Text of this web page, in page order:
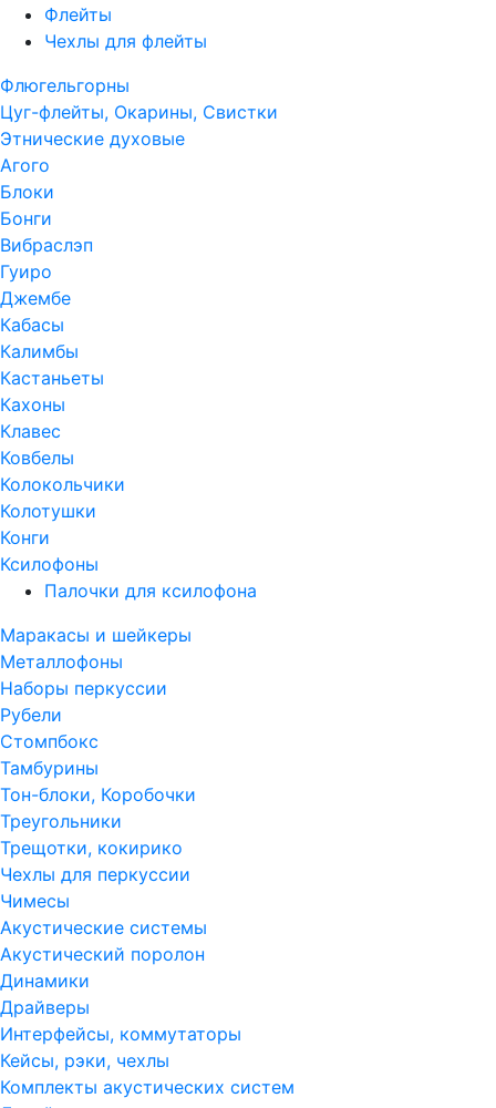
Флейты
Чехлы для флейты
Флюгельгорны
Цуг-флейты, Окарины, Свистки
Этнические духовые
Агого
Блоки
Бонги
Вибраслэп
Гуиро
Джембе
Кабасы
Калимбы
Кастаньеты
Кахоны
Клавес
Ковбелы
Колокольчики
Колотушки
Конги
Ксилофоны
Палочки для ксилофона
Маракасы и шейкеры
Металлофоны
Наборы перкуссии
Рубели
Стомпбокс
Тамбурины
Тон-блоки, Коробочки
Треугольники
Трещотки, кокирико
Чехлы для перкуссии
Чимесы
Акустические системы
Акустический поролон
Динамики
Драйверы
Интерфейсы, коммутаторы
Кейсы, рэки, чехлы
Комплекты акустических систем